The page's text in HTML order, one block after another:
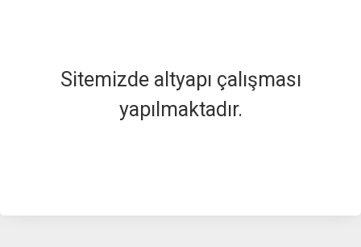
Sitemizde altyapı çalışması
yapılmaktadır.